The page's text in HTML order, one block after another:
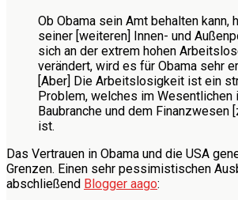
Ob Obama sein Amt behalten kann,
seiner [weiteren] Innen- und
sich an der extrem hohen
verändert, wird es für Obama sehr
[Aber] Die Arbeitslosigkeit ist ein
Problem, welches im Wesentlichen
Baubranche und dem Finanzwesen
ist.
Das Vertrauen in Obama und die USA
Grenzen. Einen sehr pessimistischen
abschließend Blogger aago: